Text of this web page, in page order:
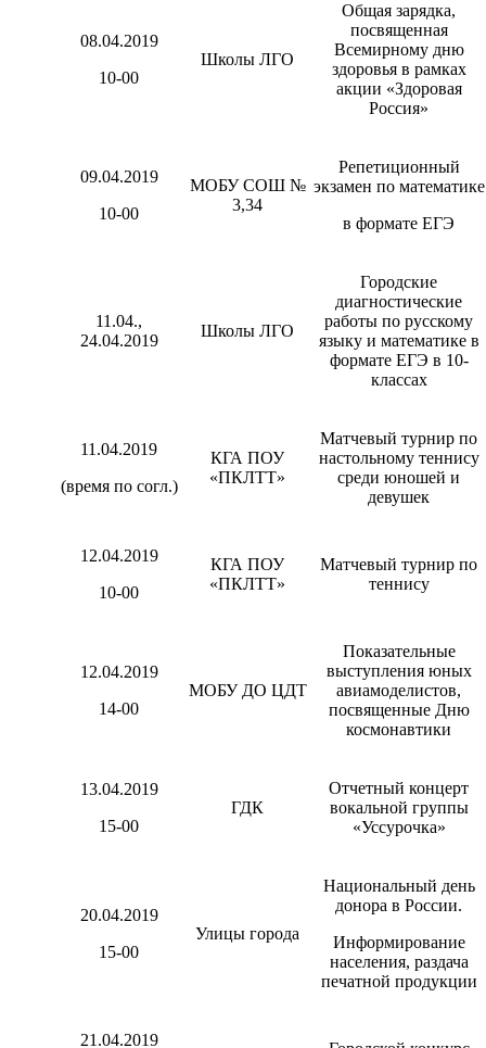
08.04.2019
10-00
Школы ЛГО
Общая зарядка,
посвященная
Всемирному дню
здоровья в рамках
акции «Здоровая
Россия»
09.04.2019
10-00
МОБУ СОШ №
3,34
Репетиционный
экзамен по математике
в формате ЕГЭ
11.04.,
24.04.2019
Школы ЛГО
Городские
диагностические
работы по русскому
языку и математике в
формате ЕГЭ в 10-
классах
11.04.2019
(время по согл.)
КГА ПОУ
«ПКЛТТ»
Матчевый турнир по
настольному теннису
среди юношей и
девушек
12.04.2019
10-00
КГА ПОУ
«ПКЛТТ»
Матчевый турнир по
теннису
12.04.2019
14-00
МОБУ ДО ЦДТ
Показательные
выступления юных
авиамоделистов,
посвященные Дню
космонавтики
13.04.2019
15-00
ГДК
Отчетный концерт
вокальной группы
«Уссурочка»
20.04.2019
15-00
Улицы города
Национальный день
донора в России.
Информирование
населения, раздача
печатной продукции
21.04.2019